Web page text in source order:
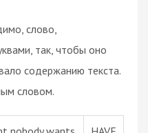
слово,
так, чтобы оно
содержанию текста.
словом.